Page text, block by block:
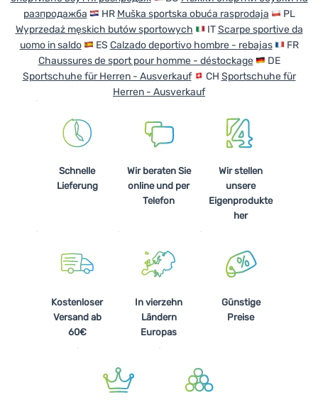
разпродажба
HR Muška sportska obuća rasprodaja
PL
Wyprzedaż męskich butów sportowych
ITScarpe sportive da
uomo in saldo
ES Calzado deportivo hombre - rebajas
FR
Chaussures de sport pour homme - déstockage
DE
Sportschuhe für Herren - Ausverkauf
CH Sportschuhe für
Herren - Ausverkauf
Schnelle
Lieferung
Wir beraten Sie
online und per
Telefon
Wir stellen
unsere
Eigenprodukte
her
Kostenloser
Versand ab
60€
In vierzehn
Ländern
Europas
Günstige
Preise